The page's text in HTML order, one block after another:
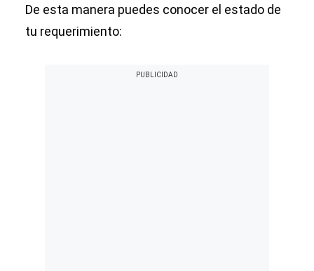
De esta manera puedes conocer el estado de
tu requerimiento: